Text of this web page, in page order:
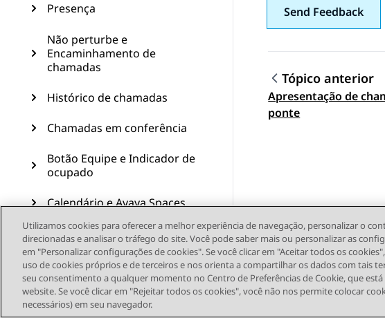
Presença
Não perturbe e
Encaminhamento de
chamadas
Histórico de chamadas
Chamadas em conferência
Botão Equipe e Indicador de
ocupado
Calendário e Avaya Spaces
Recursos avançados
Personalização
Atualização do telefone
Send Feedback
Topic
Tópico anterior
Apresentação de
ponte
Utilizamos cookies para oferecer a melhor experiência de navegação, personalizar o
direcionadas e analisar o tráfego do site. Você pode saber mais ou personalizar as
em "Personalizar configurações de cookies". Se você clicar em "Aceitar todos os
uso de cookies próprios e de terceiros e nos orienta a compartilhar os dados com tais
seu consentimento a qualquer momento no Centro de Preferências de Cookie, que
website. Se você clicar em "Rejeitar todos os cookies", você não nos permite colocar
necessários) em seu navegador.